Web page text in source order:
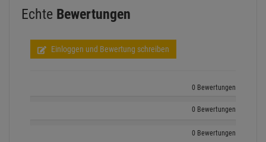
Echte Bewertungen
Einloggen und Bewertung schreiben
0 Bewertungen
0 Bewertungen
0 Bewertungen